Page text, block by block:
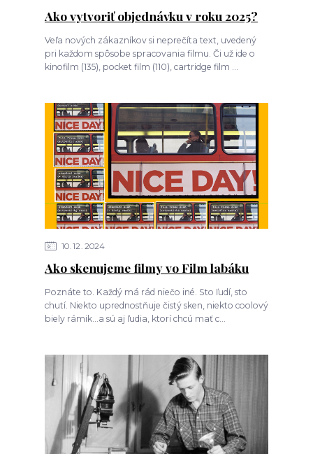
Ako vytvoriť objednávku v roku 2025?
Veľa nových zákazníkov si neprečíta text, uvedený
pri každom spôsobe spracovania filmu. Či už ide o
kinofilm (135), pocket film (110), cartridge film ...
10 12 2024
Ako skenujeme filmy vo Film labáku
Poznáte to. Každý má rád niečo iné. Sto ľudí, sto
chutí. Niekto uprednostňuje čistý sken, niekto coolový
biely rámik...a sú aj ľudia, ktorí chcú mať c...